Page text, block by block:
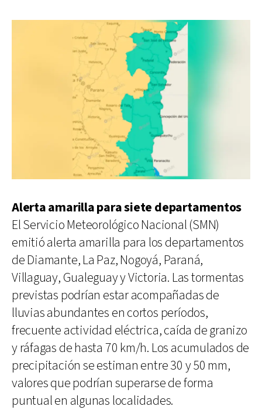
Alerta amarilla para siete departamentos
El Servicio Meteorológico Nacional (SMN)
emitió alerta amarilla para los departamentos
de Diamante, La Paz, Nogoyá, Paraná,
Villaguay, Gualeguay y Victoria. Las tormentas
previstas podrían estar acompañadas de
lluvias abundantes en cortos períodos,
frecuente actividad eléctrica, caída de granizo
y ráfagas de hasta 70 km/h. Los acumulados de
precipitación se estiman entre 30 y 50 mm,
valores que podrían superarse de forma
puntual en algunas localidades.